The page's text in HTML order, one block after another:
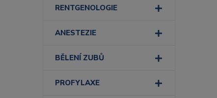
RENTGENOLOGIE
ANESTEZIE
BĚLENÍ ZUBŮ
PROFYLAXE